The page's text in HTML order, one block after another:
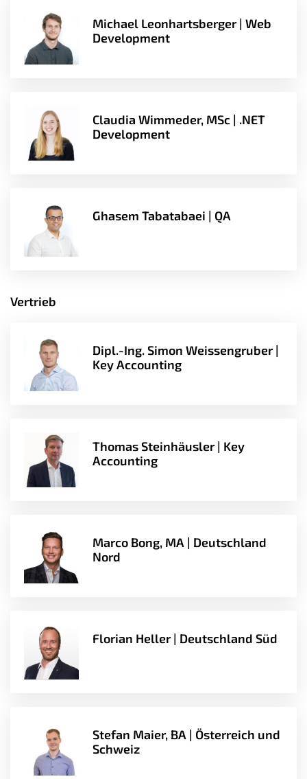
Michael Leonhartsberger | Web
Development
Claudia Wimmeder, MSc | .NET
Development
Ghasem Tabatabaei | QA
Vertrieb
Dipl.-Ing. Simon Weissengruber |
Key Accounting
Thomas Steinhäusler | Key
Accounting
Marco Bong, MA | Deutschland
Nord
Florian Heller | Deutschland Süd
Stefan Maier, BA | Österreich und
Schweiz